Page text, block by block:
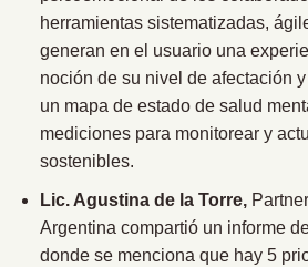
herramientas sistematizadas,
generan en el usuario una
noción de su nivel de afectación
un mapa de estado de salud
mediciones para monitorear y
sostenibles.
Lic. Agustina de la Torre,
Argentina compartió un informe
donde se menciona que hay 5